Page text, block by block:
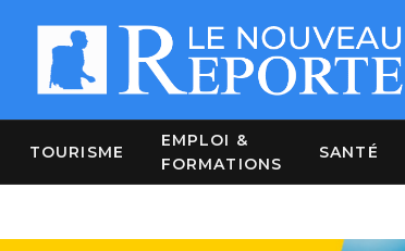
TOURISME
EMPLOI &
FORMATIONS
SANTÉ